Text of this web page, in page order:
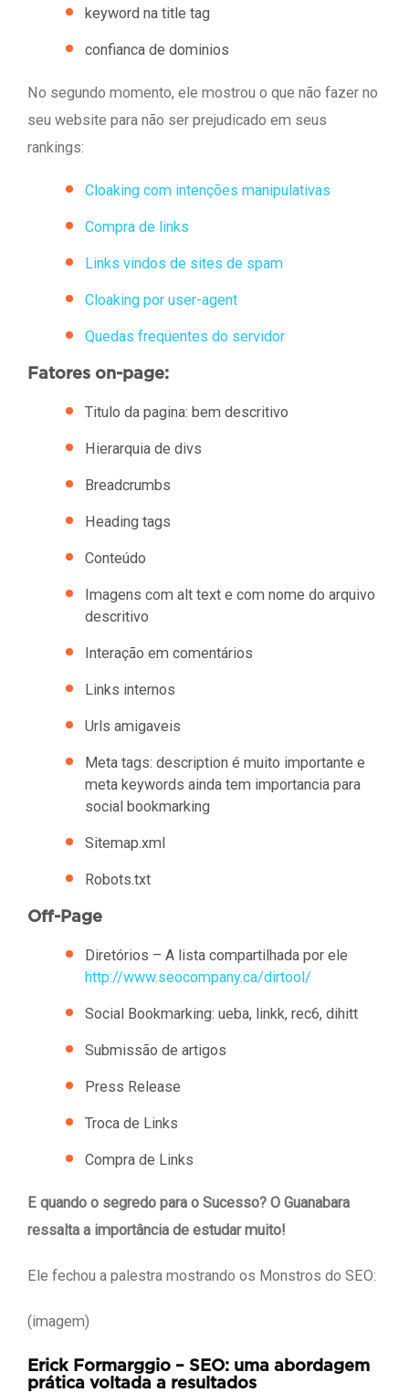
keyword na title tag
confianca de dominios
No segundo momento, ele mostrou o que não fazer no
seu website para não ser prejudicado em seus
rankings:
Cloaking com intenções manipulativas
Compra de links
Links vindos de sites de spam
Cloaking por user-agent
Quedas freqüentes do servidor
Fatores on-page:
Titulo da pagina: bem descritivo
Hierarquia de divs
Breadcrumbs
Heading tags
Conteúdo
Imagens com alt text e com nome do arquivo
descritivo
Interação em comentários
Links internos
Urls amigaveis
Meta tags: description é muito importante e
meta keywords ainda tem importancia para
social bookmarking
Sitemap.xml
Robots.txt
Off-Page
Diretórios – A lista compartilhada por ele
http://www.seocompany.ca/dirtool/
Social Bookmarking: ueba, linkk, rec6, dihitt
Submissão de artigos
Press Release
Troca de Links
Compra de Links
E quando o segredo para o Sucesso? O Guanabara
ressalta a importância de estudar muito!
Ele fechou a palestra mostrando os Monstros do SEO:
(imagem)
Erick Formarggio – SEO: uma abordagem
prática voltada a resultados